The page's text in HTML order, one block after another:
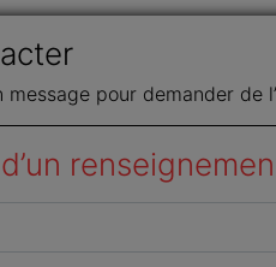
message pour demander de